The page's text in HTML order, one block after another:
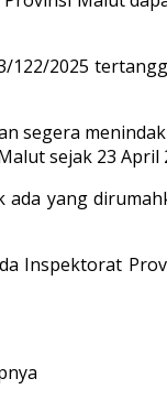
2025
segera
sejak 23 April
yang
Inspektorat